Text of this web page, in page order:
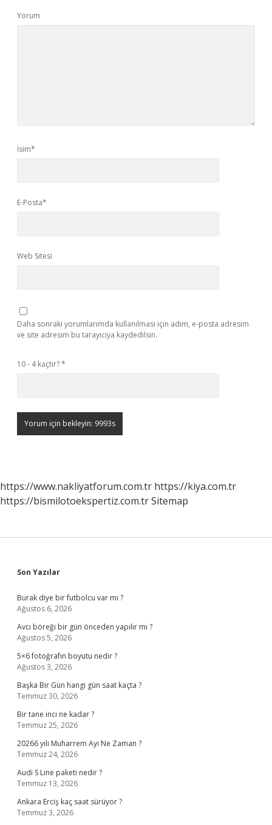
Yorum
İsim*
E-Posta*
Web Sitesi
Daha sonraki yorumlarımda kullanılması için adım, e-posta adresim
ve site adresim bu tarayıcıya kaydedilsin.
10 - 4 kaçtır?*
https://www.nakliyatforum.com.tr https://kiya.com.tr
https://bismilotoekspertiz.com.trSitemap
Sidebar
Son Yazılar
Burak diye bir futbolcu var mı ?
Ağustos 6, 2026
Avcı böreği bir gün önceden yapılır mı ?
Ağustos 5, 2026
5×6 fotoğrafın boyutu nedir ?
Ağustos 3, 2026
Başka Bir Gün hangi gün saat kaçta ?
Temmuz 30, 2026
Bir tane inci ne kadar ?
Temmuz 25, 2026
20266 yılı Muharrem Ayı Ne Zaman ?
Temmuz 24, 2026
Audi S Line paketi nedir ?
Temmuz 13, 2026
Ankara Erciş kaç saat sürüyor ?
Temmuz 3, 2026